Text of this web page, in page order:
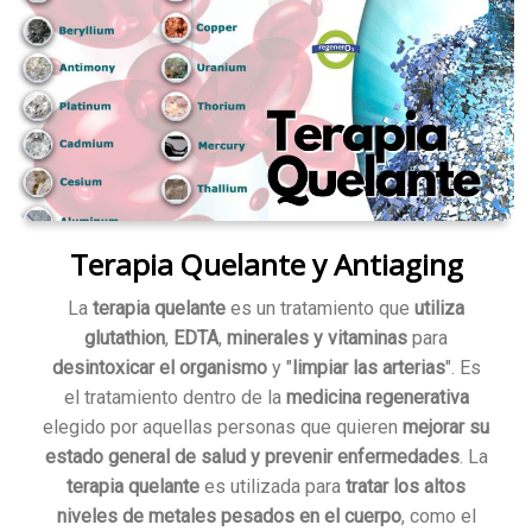
Terapia Quelante y Antiaging
La terapia quelante es un tratamiento que utiliza
glutathion, EDTA, minerales y vitaminas para
desintoxicar el organismoy "limpiar las arterias". Es
el tratamiento dentro de la medicina regenerativa
elegido por aquellas personas que quieren mejorar su
estado general de salud y prevenir enfermedades. La
terapia quelante es utilizada para tratar los altos
niveles de metales pesados en el cuerpo, como el